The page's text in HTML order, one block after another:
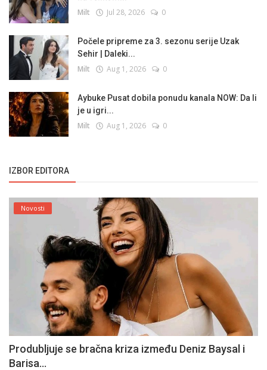
Milt Jul 28, 2026 0
Počele pripreme za 3. sezonu serije Uzak
Sehir | Daleki...
Milt Aug 1, 2026 0
Aybuke Pusat dobila ponudu kanala NOW: Da li
je u igri...
Milt Aug 1, 2026 0
IZBOR EDITORA
Novosti
Produbljuje se bračna kriza između Deniz Baysal i
Barisa...